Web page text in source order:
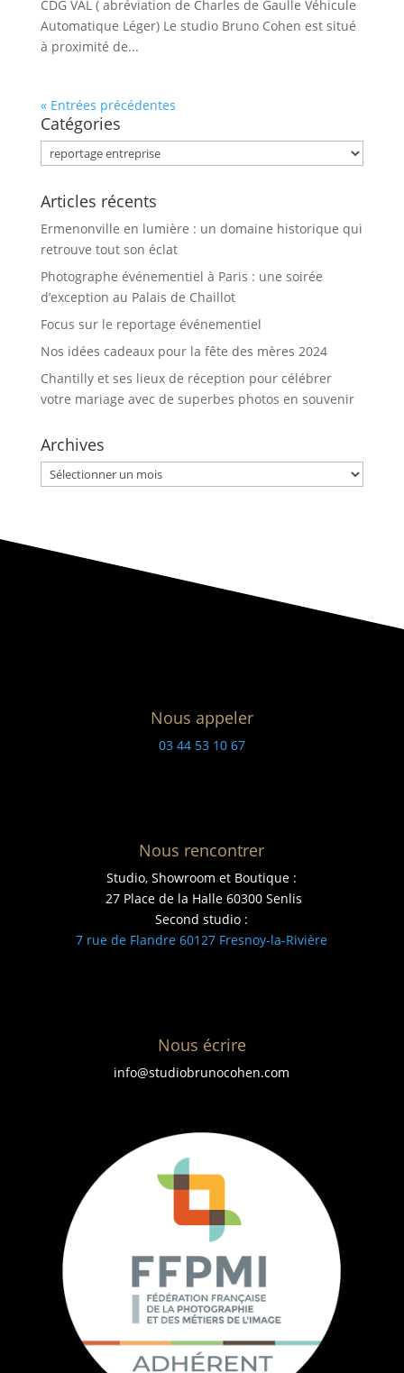
CDG VAL ( abréviation de Charles de Gaulle Véhicule
Automatique Léger) Le studio Bruno Cohen est situé
à proximité de...
« Entrées précédentes
Catégories
Catégories
Articles récents
Ermenonville en lumière : un domaine historique qui
retrouve tout son éclat
Photographe événementiel à Paris : une soirée
d’exception au Palais de Chaillot
Focus sur le reportage événementiel
Nos idées cadeaux pour la fête des mères 2024
Chantilly et ses lieux de réception pour célébrer
votre mariage avec de superbes photos en souvenir
Archives
Archives
Nous appeler
03 44 53 10 67
Nous rencontrer
Studio, Showroom et Boutique :
27 Place de la Halle 60300 Senlis
Second studio :
7 rue de Flandre 60127 Fresnoy-la-Rivière
Nous écrire
info@studiobrunocohen.com